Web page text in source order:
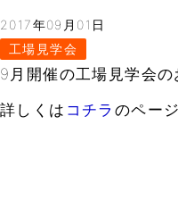
2017年09月01日
工場見学会
9月開催の工場見学会の
詳しくは コチラ のペー